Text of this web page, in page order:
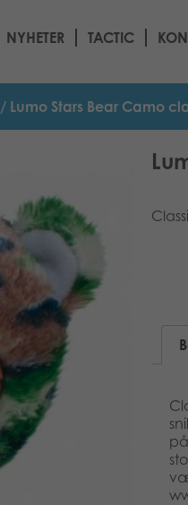
NYHETER TACTIC
/ Lumo Stars Bear Camo